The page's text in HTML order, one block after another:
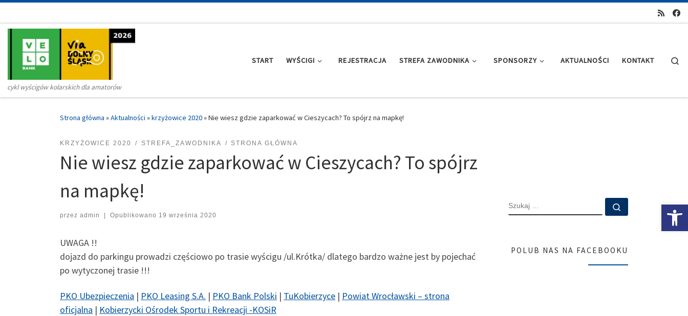
cykl wyścigów kolarskich dla amatorów
START WYŚCIGI REJESTRACJA STREFA ZAWODNIKA SPONSORZY AKTUALNOŚCI KONTAKT
Strona główna »Aktualności »krzyżowice 2020»Nie wiesz gdzie zaparkować w Cieszycach? To spójrz na mapkę!
KRZYŻOWICE 2020 STREFA_ZAWODNIKA STRONA GŁÓWNA
Nie wiesz gdzie zaparkować w Cieszycach? To spójrz
na mapkę!
przez admin Opublikowano 19 września 2020
UWAGA !!
dojazd do parkingu prowadzi częściowo po trasie wyścigu /ul.Krótka/ dlatego bardzo ważne jest by pojechać
po wytyczonej trasie !!!
PKO Ubezpieczenia | PKO Leasing S.A. | PKO Bank Polski | TuKobierzyce | Powiat Wrocławski – strona
oficjalna | Kobierzycki Ośrodek Sportu i Rekreacji -KOSiR
SZUKAJ
POLUB NAS NA FACEBOOKU